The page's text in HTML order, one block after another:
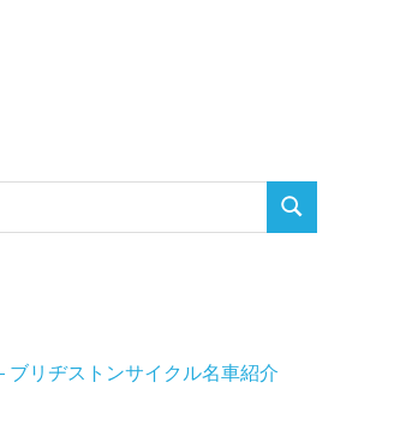
検
索
ブリヂストンサイクル名車紹介